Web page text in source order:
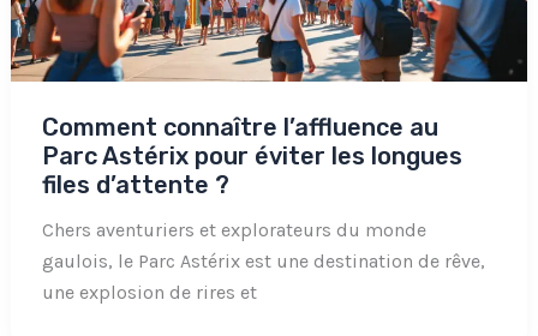
Comment connaître l’affluence au
Parc Astérix pour éviter les longues
files d’attente ?
Chers aventuriers et explorateurs du monde
gaulois, le Parc Astérix est une destination de rêve,
une explosion de rires et